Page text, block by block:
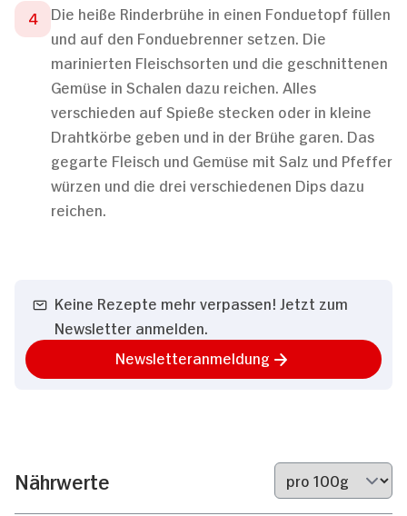
Die heiße Rinderbrühe in einen Fonduetopf füllen
und auf den Fonduebrenner setzen. Die
marinierten Fleischsorten und die geschnittenen
Gemüse in Schalen dazu reichen. Alles
verschieden auf Spieße stecken oder in kleine
Drahtkörbe geben und in der Brühe garen. Das
gegarte Fleisch und Gemüse mit Salz und Pfeffer
würzen und die drei verschiedenen Dips dazu
reichen.
Keine Rezepte mehr verpassen! Jetzt zum
Newsletter anmelden.
Newsletteranmeldung
Nährwerte